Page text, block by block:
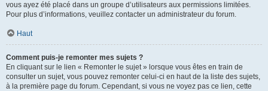
vous ayez été placé dans un groupe d’utilisateurs aux permissions limitées.
Pour plus d’informations, veuillez contacter un administrateur du forum.
Haut
Comment puis-je remonter mes sujets ?
En cliquant sur le lien « Remonter le sujet » lorsque vous êtes en train de
consulter un sujet, vous pouvez remonter celui-ci en haut de la liste des sujets,
à la première page du forum. Cependant, si vous ne voyez pas ce lien, cette